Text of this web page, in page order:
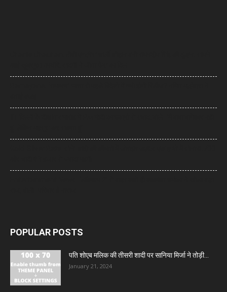
POPULAR POSTS
पति शोएब मलिक की तीसरी शादी पर सानिया मिर्जा ने तोड़ी...
January 21, 2024